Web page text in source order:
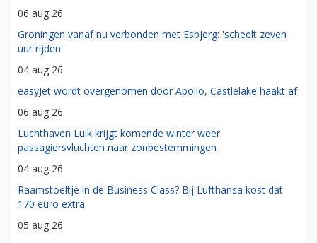
06 aug 26
Groningen vanaf nu verbonden met Esbjerg: 'scheelt zeven
uur rijden'
04 aug 26
easyJet wordt overgenomen door Apollo, Castlelake haakt af
06 aug 26
Luchthaven Luik krijgt komende winter weer
passagiersvluchten naar zonbestemmingen
04 aug 26
Raamstoeltje in de Business Class? Bij Lufthansa kost dat
170 euro extra
05 aug 26